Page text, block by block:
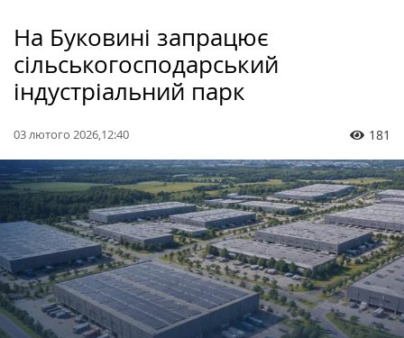
На Буковині запрацює
сільськогосподарський
індустріальний парк
03 лютого 2026,12:40 181